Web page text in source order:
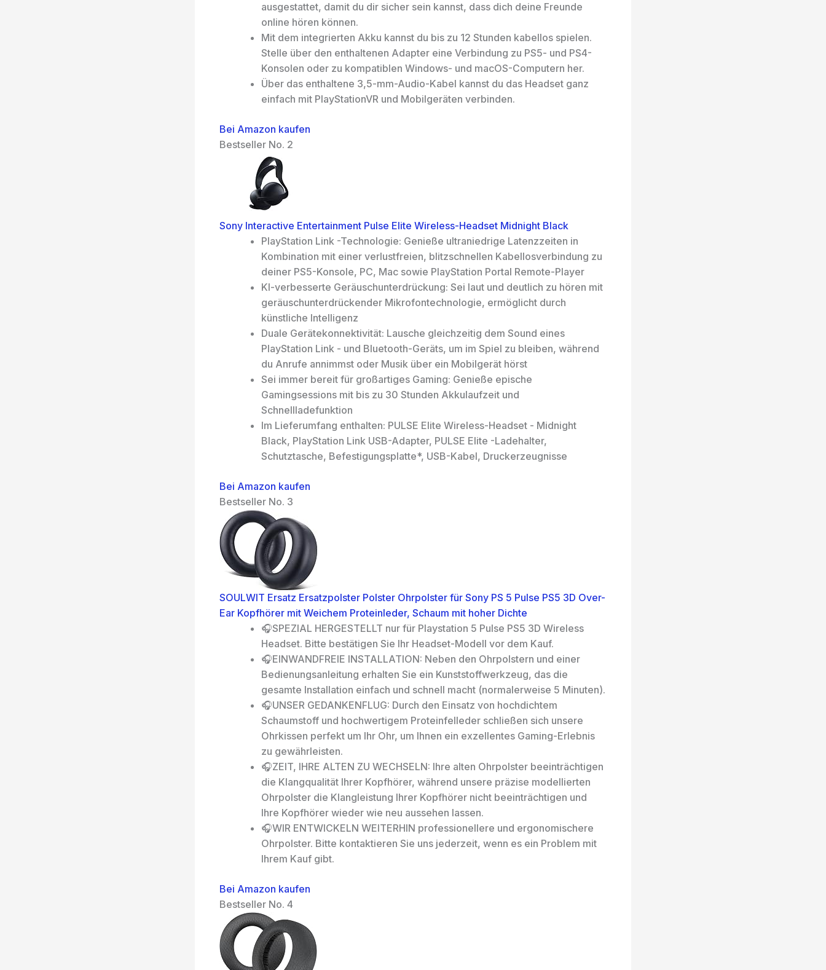
ausgestattet, damit du dir sicher sein kannst, dass dich deine Freunde
online hören können.
Mit dem integrierten Akku kannst du bis zu 12 Stunden kabellos spielen.
Stelle über den enthaltenen Adapter eine Verbindung zu PS5- und PS4-
Konsolen oder zu kompatiblen Windows- und macOS-Computern her.
Über das enthaltene 3,5-mm-Audio-Kabel kannst du das Headset ganz
einfach mit PlayStationVR und Mobilgeräten verbinden.
Bei Amazon kaufen
Bestseller No. 2
Sony Interactive Entertainment Pulse Elite Wireless-Headset Midnight Black
PlayStation Link -Technologie: Genieße ultraniedrige Latenzzeiten in
Kombination mit einer verlustfreien, blitzschnellen Kabellosverbindung zu
deiner PS5-Konsole, PC, Mac sowie PlayStation Portal Remote-Player
KI-verbesserte Geräuschunterdrückung: Sei laut und deutlich zu hören mit
geräuschunterdrückender Mikrofontechnologie, ermöglicht durch
künstliche Intelligenz
Duale Gerätekonnektivität: Lausche gleichzeitig dem Sound eines
PlayStation Link - und Bluetooth-Geräts, um im Spiel zu bleiben, während
du Anrufe annimmst oder Musik über ein Mobilgerät hörst
Sei immer bereit für großartiges Gaming: Genieße epische
Gamingsessions mit bis zu 30 Stunden Akkulaufzeit und
Schnellladefunktion
Im Lieferumfang enthalten: PULSE Elite Wireless-Headset - Midnight
Black, PlayStation Link USB-Adapter, PULSE Elite -Ladehalter,
Schutztasche, Befestigungsplatte*, USB-Kabel, Druckerzeugnisse
Bei Amazon kaufen
Bestseller No. 3
SOULWIT Ersatz Ersatzpolster Polster Ohrpolster für Sony PS 5 Pulse PS5 3D Over-
Ear Kopfhörer mit Weichem Proteinleder, Schaum mit hoher Dichte
🎧SPEZIAL HERGESTELLT nur für Playstation 5 Pulse PS5 3D Wireless
Headset. Bitte bestätigen Sie Ihr Headset-Modell vor dem Kauf.
🎧EINWANDFREIE INSTALLATION: Neben den Ohrpolstern und einer
Bedienungsanleitung erhalten Sie ein Kunststoffwerkzeug, das die
gesamte Installation einfach und schnell macht (normalerweise 5 Minuten).
🎧UNSER GEDANKENFLUG: Durch den Einsatz von hochdichtem
Schaumstoff und hochwertigem Proteinfelleder schließen sich unsere
Ohrkissen perfekt um Ihr Ohr, um Ihnen ein exzellentes Gaming-Erlebnis
zu gewährleisten.
🎧ZEIT, IHRE ALTEN ZU WECHSELN: Ihre alten Ohrpolster beeinträchtigen
die Klangqualität Ihrer Kopfhörer, während unsere präzise modellierten
Ohrpolster die Klangleistung Ihrer Kopfhörer nicht beeinträchtigen und
Ihre Kopfhörer wieder wie neu aussehen lassen.
🎧WIR ENTWICKELN WEITERHIN professionellere und ergonomischere
Ohrpolster. Bitte kontaktieren Sie uns jederzeit, wenn es ein Problem mit
Ihrem Kauf gibt.
Bei Amazon kaufen
Bestseller No. 4